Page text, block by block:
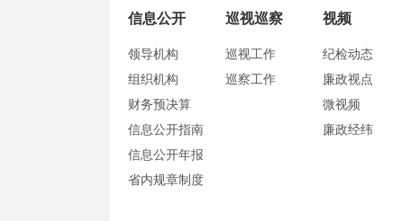
信息公开
领导机构
组织机构
财务预决算
信息公开指南
信息公开年报
省内规章制度
巡视巡察
巡视工作
巡察工作
视频
纪检动态
廉政视点
微视频
廉政经纬